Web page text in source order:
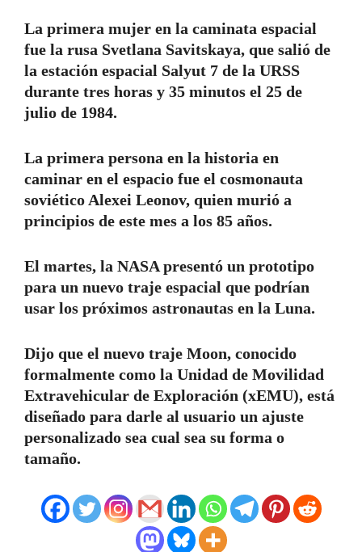
La primera mujer en la caminata espacial
fue la rusa Svetlana Savitskaya, que salió de
la estación espacial Salyut 7 de la URSS
durante tres horas y 35 minutos el 25 de
julio de 1984.
La primera persona en la historia en
caminar en el espacio fue el cosmonauta
soviético Alexei Leonov, quien murió a
principios de este mes a los 85 años.
El martes, la NASA presentó un prototipo
para un nuevo traje espacial que podrían
usar los próximos astronautas en la Luna.
Dijo que el nuevo traje Moon, conocido
formalmente como la Unidad de Movilidad
Extravehicular de Exploración (xEMU), está
diseñado para darle al usuario un ajuste
personalizado sea cual sea su forma o
tamaño.